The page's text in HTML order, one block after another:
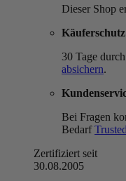
Dieser Shop
Käuferschutz
30 Tage
absichern.
Bei Fragen
Bedarf
Zertifiziert seit
30.08.2005